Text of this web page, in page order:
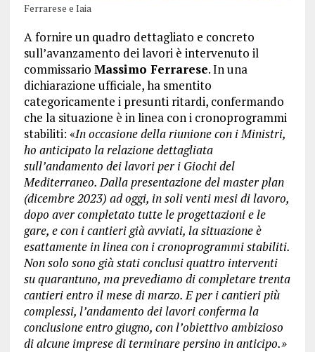
Ferrarese e Iaia
A fornire un quadro dettagliato e concreto
sull’avanzamento dei lavori è intervenuto il
commissario Massimo Ferrarese. In una
dichiarazione ufficiale, ha smentito
categoricamente i presunti ritardi, confermando
che la situazione è in linea con i cronoprogrammi
stabiliti: «In occasione della riunione con i Ministri,
ho anticipato la relazione dettagliata
sull’andamento dei lavori per i Giochi del
Mediterraneo. Dalla presentazione del master plan
(dicembre 2023) ad oggi, in soli venti mesi di lavoro,
dopo aver completato tutte le progettazioni e le
gare, e con i cantieri già avviati, la situazione è
esattamente in linea con i cronoprogrammi stabiliti.
Non solo sono già stati conclusi quattro interventi
su quarantuno, ma prevediamo di completare trenta
cantieri entro il mese di marzo. E per i cantieri più
complessi, l’andamento dei lavori conferma la
conclusione entro giugno, con l’obiettivo ambizioso
di alcune imprese di terminare persino in anticipo.»